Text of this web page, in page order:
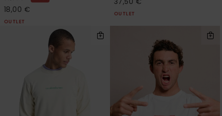
18,00 €
OUTLET
OUTLET